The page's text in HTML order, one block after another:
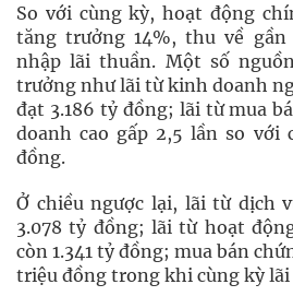
So với cùng kỳ, hoạt động
tăng trưởng 14%, thu về
nhập lãi thuần. Một số
trưởng như lãi từ kinh doanh
đạt 3.186 tỷ đồng; lãi từ mua
doanh cao gấp 2,5 lần so với
đồng.
Ở chiều ngược lại, lãi từ dịch
3.078 tỷ đồng; lãi từ hoạt
còn 1.341 tỷ đồng; mua bán
triệu đồng trong khi cùng kỳ lãi